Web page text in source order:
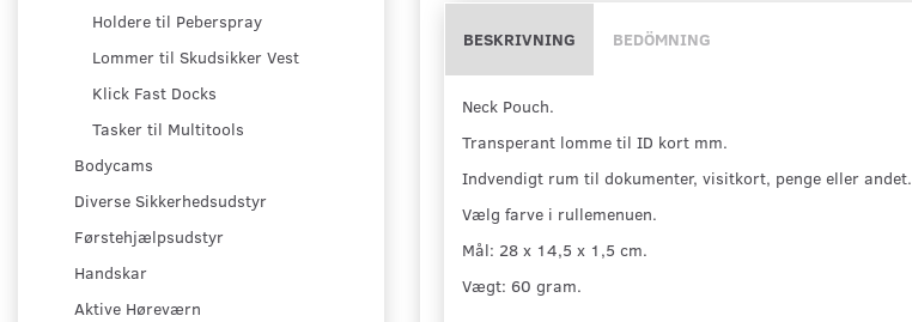
Holdere til Peberspray
Lommer til Skudsikker Vest
Klick Fast Docks
Tasker til Multitools
Bodycams
Diverse Sikkerhedsudstyr
Førstehjælpsudstyr
Handskar
Aktive Høreværn
BESKRIVNING BEDÖMNING
Neck Pouch.
Transperant lomme til ID kort mm.
Indvendigt rum til dokumenter, visitkort, penge eller andet.
Vælg farve i rullemenuen.
Mål: 28 x 14,5 x 1,5 cm.
Vægt: 60 gram.